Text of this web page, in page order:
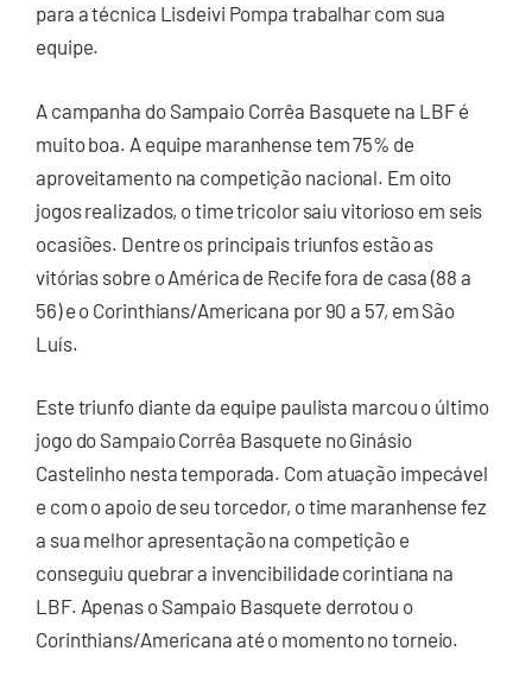
para a técnica Lisdeivi Pompa trabalhar com sua
equipe.
A campanha do Sampaio Corrêa Basquete na LBF é
muito boa. A equipe maranhense tem 75% de
aproveitamento na competição nacional. Em oito
jogos realizados, o time tricolor saiu vitorioso em seis
ocasiões. Dentre os principais triunfos estão as
vitórias sobre o América de Recife fora de casa (88 a
56) e o Corinthians/Americana por 90 a 57, em São
Luís.
Este triunfo diante da equipe paulista marcou o último
jogo do Sampaio Corrêa Basquete no Ginásio
Castelinho nesta temporada. Com atuação impecável
e com o apoio de seu torcedor, o time maranhense fez
a sua melhor apresentação na competição e
conseguiu quebrar a invencibilidade corintiana na
LBF. Apenas o Sampaio Basquete derrotou o
Corinthians/Americana até o momento no torneio.